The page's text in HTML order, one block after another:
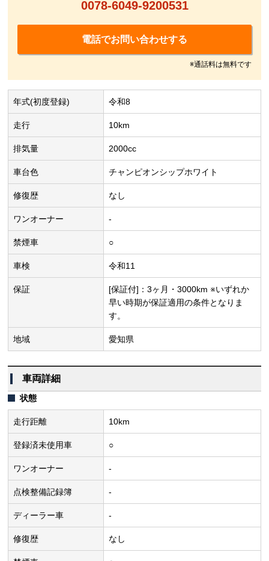
0078-6049-9200531
電話でお問い合わせする
※通話料は無料です
年式(初度登録) 令和8
走行 10km
排気量 2000cc
車台色 チャンピオンシップホワイト
修復歴 なし
ワンオーナー -
禁煙車 ○
車検 令和11
保証
[保証付]：3ヶ月・3000km ※いずれか
早い時期が保証適用の条件となりま
す。
地域 愛知県
車両詳細
状態
走行距離 10km
登録済未使用車 ○
ワンオーナー -
点検整備記録簿 -
ディーラー車 -
修復歴 なし